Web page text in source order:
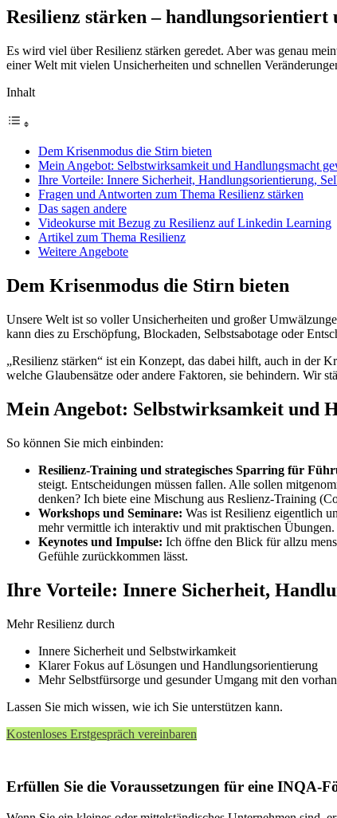
Resilienz stärken – handlungsorientiert
Es wird viel über Resilienz stärken geredet. Aber was genau
einer Welt mit vielen Unsicherheiten und schnellen
Inhalt
Dem Krisenmodus die Stirn bieten
Mein Angebot: Selbstwirksamkeit und Handlungsmacht
Ihre Vorteile: Innere Sicherheit, Handlungsorientierung,
Fragen und Antworten zum Thema Resilienz stärken
Das sagen andere
Videokurse mit Bezug zu Resilienz auf Linkedin Learning
Artikel zum Thema Resilienz
Weitere Angebote
Dem Krisenmodus die Stirn bieten
Unsere Welt ist so voller Unsicherheiten und großer
kann dies zu Erschöpfung, Blockaden, Selbstsabotage oder
„Resilienz stärken“ ist ein Konzept, das dabei hilft, auch in der
welche Glaubensätze oder andere Faktoren, sie behindern. Wir
Mein Angebot: Selbstwirksamkeit und
So können Sie mich einbinden:
Resilienz-Training und strategisches Sparring für
steigt. Entscheidungen müssen fallen. Alle sollen
denken? Ich biete eine Mischung aus Reslienz-Training
Workshops und Seminare: Was ist Resilienz eigentlich
mehr vermittle ich interaktiv und mit praktischen Übungen.
Keynotes und Impulse: Ich öffne den Blick für allzu
Gefühle zurückkommen lässt.
Ihre Vorteile: Innere Sicherheit,
Mehr Resilienz durch
Innere Sicherheit und Selbstwirkamkeit
Klarer Fokus auf Lösungen und Handlungsorientierung
Mehr Selbstfürsorge und gesunder Umgang mit den
Lassen Sie mich wissen, wie ich Sie unterstützen kann.
Kostenloses Erstgespräch vereinbaren
Erfüllen Sie die Voraussetzungen für eine INQA-